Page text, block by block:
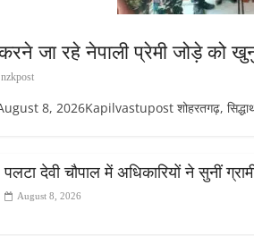
जा रहे नेपाली प्रेमी जोड़े को
nzkpost
8, 2026Kapilvastupost शोहरतगढ़,
पलटा देवी चौपाल में अधिकारियों ने सुनीं
August 8, 2026